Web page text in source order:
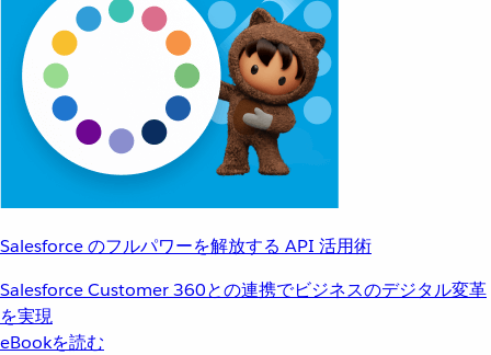
Salesforce のフルパワーを解放する API 活用術
Salesforce Customer 360との連携でビジネスのデジタル変革
を実現
eBookを読む